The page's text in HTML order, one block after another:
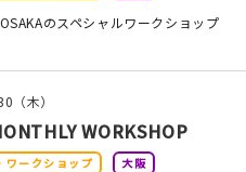
のスペシャルワークショップ
（木）
WORKSHOP
ワークショップ 大阪